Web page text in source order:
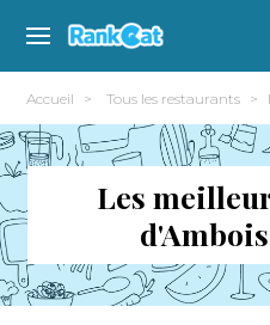
Accueil Tous les restaurants
Les